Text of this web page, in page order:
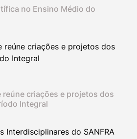
no Ensino Médio do
reúne criações e projetos dos
Integral